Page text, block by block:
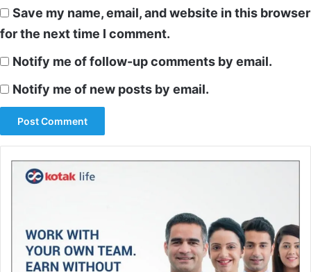
Save my name, email, and website in this browser
for the next time I comment.
Notify me of follow-up comments by email.
Notify me of new posts by email.